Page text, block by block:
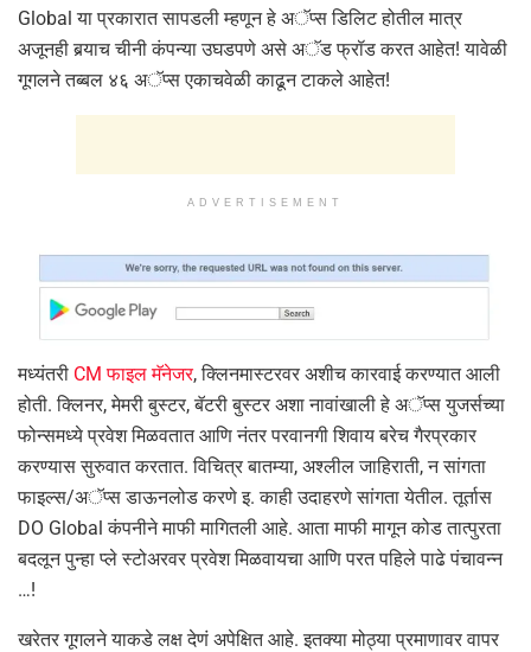
Global या प्रकारात सापडली म्हणून हे अॅप्स डिलिट होतील मात्र
अजूनही बर्‍याच चीनी कंपन्या उघडपणे असे अॅड फ्रॉड करत आहेत! यावेळी
गूगलने तब्बल ४६ अॅप्स एकाचवेळी काढून टाकले आहेत!
ADVERTISEMENT
मध्यंतरी CM फाइल मॅनेजर, क्लिनमास्टरवर अशीच कारवाई करण्यात आली
होती. क्लिनर, मेमरी बुस्टर, बॅटरी बुस्टर अशा नावांखाली हे अॅप्स युजर्सच्या
फोन्समध्ये प्रवेश मिळवतात आणि नंतर परवानगी शिवाय बरेच गैरप्रकार
करण्यास सुरुवात करतात. विचित्र बातम्या, अश्लील जाहिराती, न सांगता
फाइल्स/अॅप्स डाऊनलोड करणे इ. काही उदाहरणे सांगता येतील. तूर्तास
DO Global कंपनीने माफी मागितली आहे. आता माफी मागून कोड तात्पुरता
बदलून पुन्हा प्ले स्टोअरवर प्रवेश मिळवायचा आणि परत पहिले पाढे पंचावन्न
…!
खरेतर गूगलने याकडे लक्ष देणं अपेक्षित आहे. इतक्या मोठ्या प्रमाणावर वापर